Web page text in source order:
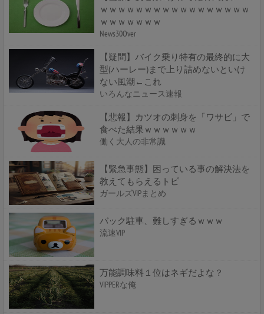
ｗｗｗｗｗｗｗｗｗｗｗｗｗｗｗｗｗ
ｗｗｗｗｗｗｗ
News30Over
【疑問】バイク乗り特有の最終的に大
型(ハーレー)まで上り詰めないといけ
ない風潮←これ
いろんなニュース速報
【悲報】カツオの刺身を「ワサビ」で
食べた結果ｗｗｗｗｗｗ
働く大人の非常識
【緊急事態】困っている事の解決法を
教えてもらえるトピ
ガールズVIPまとめ
バック駐車、難しすぎるｗｗｗ
流速VIP
万能調味料１位はネギだよな？
VIPPERな俺